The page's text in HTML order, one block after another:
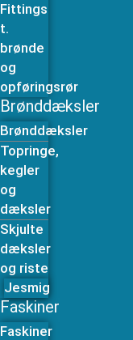
Fittings
t.
brønde
og
opføringsrør
Brønddæksler
Brønddæksler
Topringe,
kegler
og
dæksler
Skjulte
dæksler
og riste
Jesmig
Faskiner
Faskiner